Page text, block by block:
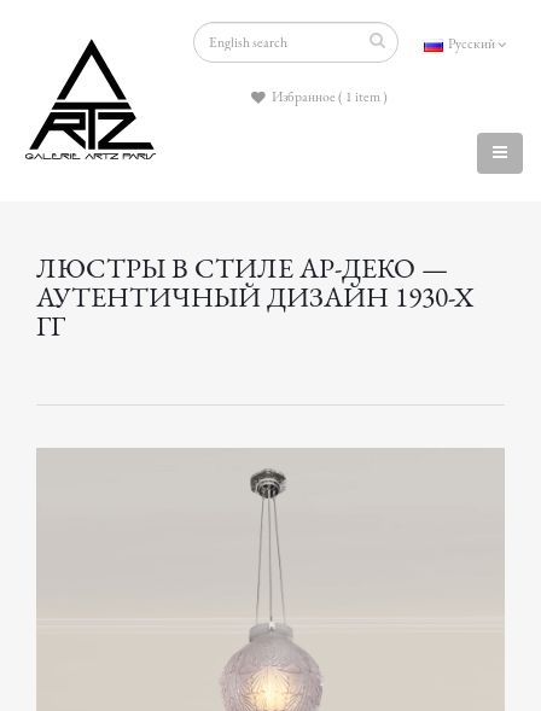
Русский
Избранное ( 1 item )
ЛЮСТРЫ В СТИЛЕ АР-ДЕКО —
АУТЕНТИЧНЫЙ ДИЗАЙН 1930-Х
ГГ